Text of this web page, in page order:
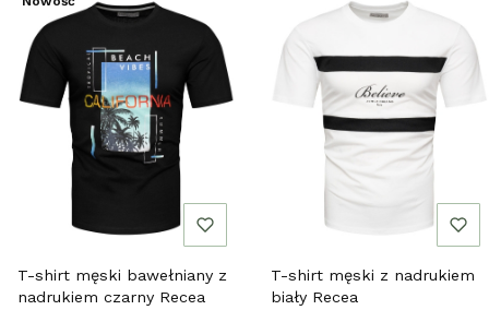
T-shirt męski bawełniany z
nadrukiem czarny Recea
T-shirt męski z nadrukiem
biały Recea